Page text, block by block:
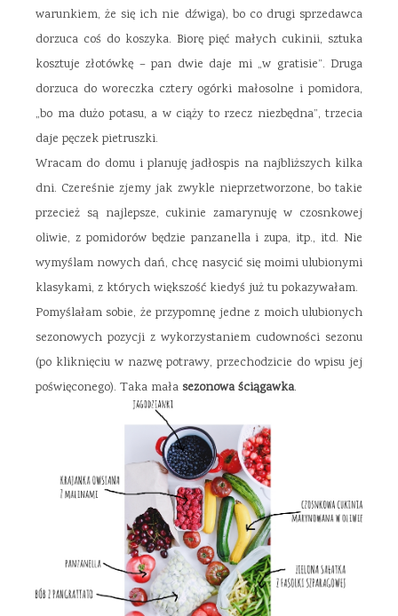
warunkiem, że się ich nie dźwiga), bo co drugi sprzedawca
dorzuca coś do koszyka. Biorę pięć małych cukinii, sztuka
kosztuje złotówkę – pan dwie daje mi „w gratisie”. Druga
dorzuca do woreczka cztery ogórki małosolne i pomidora,
„bo ma dużo potasu, a w ciąży to rzecz niezbędna”, trzecia
daje pęczek pietruszki.
Wracam do domu i planuję jadłospis na najbliższych kilka
dni. Czereśnie zjemy jak zwykle nieprzetworzone, bo takie
przecież są najlepsze, cukinie zamarynuję w czosnkowej
oliwie, z pomidorów będzie panzanella i zupa, itp., itd. Nie
wymyślam nowych dań, chcę nasycić się moimi ulubionymi
klasykami, z których większość kiedyś już tu pokazywałam.
Pomyślałam sobie, że przypomnę jedne z moich ulubionych
sezonowych pozycji z wykorzystaniem cudowności sezonu
(po kliknięciu w nazwę potrawy, przechodzicie do wpisu jej
poświęconego). Taka mała sezonowa ściągawka.